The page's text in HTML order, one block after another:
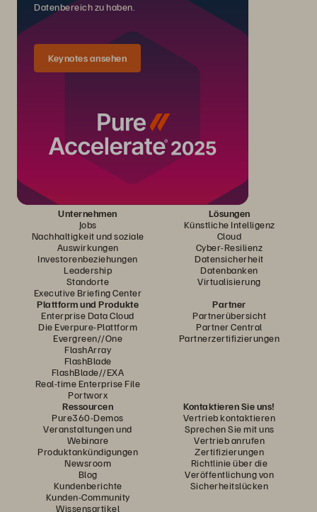
Datenbereich zu haben.
Keynotes ansehen
Unternehmen
Jobs
Nachhaltigkeit und soziale
Auswirkungen
Investorenbeziehungen
Leadership
Standorte
Executive Briefing Center
Lösungen
Künstliche Intelligenz
Cloud
Cyber-Resilienz
Datensicherheit
Datenbanken
Virtualisierung
Plattform und Produkte
Enterprise Data Cloud
Die Everpure-Plattform
Evergreen//One
FlashArray
FlashBlade
FlashBlade//EXA
Real-time Enterprise File
Portworx
Partner
Partnerübersicht
Partner Central
Partnerzertifizierungen
Ressourcen
Pure360-Demos
Veranstaltungen und
Webinare
Produktankündigungen
Newsroom
Blog
Kundenberichte
Kunden-Community
Wissensartikel
Kontaktieren Sie uns!
Vertrieb kontaktieren
Sprechen Sie mit uns
Vertrieb anrufen
Zertifizierungen
Richtlinie über die
Veröffentlichung von
Sicherheitslücken